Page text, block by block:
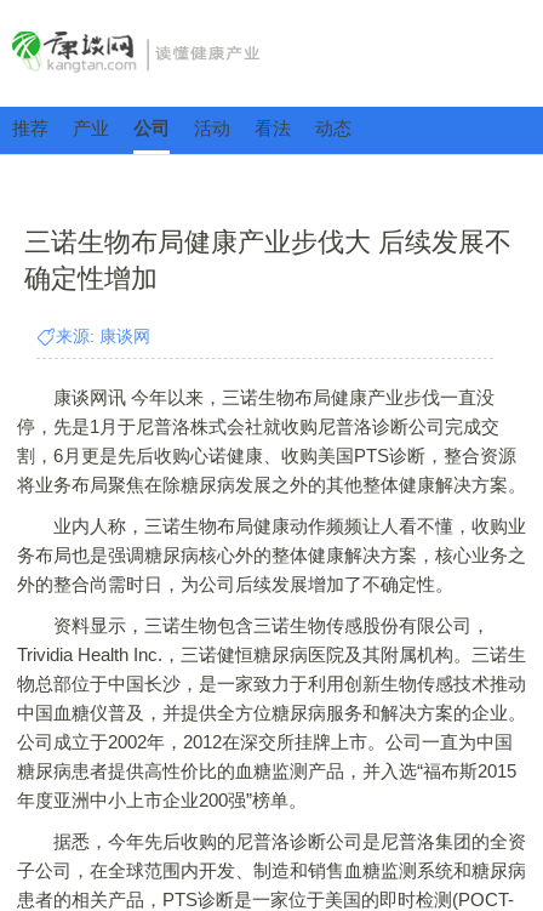
推荐 产业 公司 活动 看法 动态
三诺生物布局健康产业步伐大 后续发展不
确定性增加
来源: 康谈网
康谈网讯 今年以来，三诺生物布局健康产业步伐一直没
停，先是1月于尼普洛株式会社就收购尼普洛诊断公司完成交
割，6月更是先后收购心诺健康、收购美国PTS诊断，整合资源
将业务布局聚焦在除糖尿病发展之外的其他整体健康解决方案。
业内人称，三诺生物布局健康动作频频让人看不懂，收购业
务布局也是强调糖尿病核心外的整体健康解决方案，核心业务之
外的整合尚需时日，为公司后续发展增加了不确定性。
资料显示，三诺生物包含三诺生物传感股份有限公司，
Trividia Health Inc.，三诺健恒糖尿病医院及其附属机构。三诺生
物总部位于中国长沙，是一家致力于利用创新生物传感技术推动
中国血糖仪普及，并提供全方位糖尿病服务和解决方案的企业。
公司成立于2002年，2012在深交所挂牌上市。公司一直为中国
糖尿病患者提供高性价比的血糖监测产品，并入选“福布斯2015
年度亚洲中小上市企业200强”榜单。
据悉，今年先后收购的尼普洛诊断公司是尼普洛集团的全资
子公司，在全球范围内开发、制造和销售血糖监测系统和糖尿病
患者的相关产品，PTS诊断是一家位于美国的即时检测(POCT-